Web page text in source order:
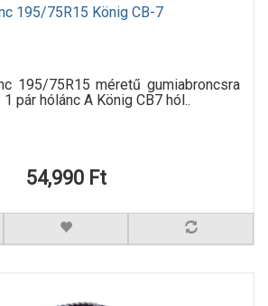
195/75R15 König CB-7
195/75R15 méretű gumiabroncsra
pár hólánc A König CB7 hól..
54,990 Ft